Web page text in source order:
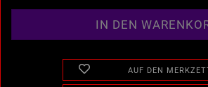
AUF DEN